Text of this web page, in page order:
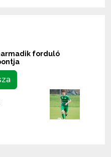
forduló